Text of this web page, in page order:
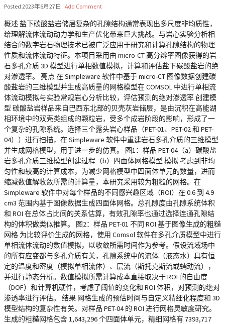
Posted 2023年6月27日 · Add Comment
概述 盐下碳酸盐岩储层复杂的孔隙结构通常表现出多尺度非均质性，
给理解流体流动动力学和生产优化带来巨大挑战。与岩心实验分析相
结合的数字岩石物理技术已被广泛应用于研究和计算孔隙结构的物理
性质和流体流动特征。本项目采用由 micro-CT 高分辨率图像获得的岩
石多孔介质 3D 模型进行单相数值模拟，计算和评估盐下碳酸盐岩的绝
对渗透率。 亮点 在 Simpleware 软件中基于 micro-CT 图像数据创建碳
酸盐岩的三维模型并生成高质量的网格模型在 COMSOL 中进行单相流
体流动模拟与实验常规岩心分析比较，评估预测的绝对渗透率 创建模
型 碳酸盐岩样品来自巴西东北部的贝壳灰岩储层，是由沉积在高能湖
相环境中的双壳类组成的颗粒岩，受多个成岩阶段的影响，形成了一
个复杂的孔隙系统。选择三个露头岩心样品（PET-01、PET-02 和 PET-
04））进行扫描，在 Simpleware 软件中重建岩石多孔介质的三维模型
并生成网格模型，用于进一步的仿真。 图1：样品 PET-04（a）碳酸盐
岩多孔介质三维模型创建过程（b）四面体网格模型 模拟 考虑到非均
匀性和较高的计算成本，为减少网格模型中四面体单元的数量，进而
缩减数值解收敛所需的计算量，本研究采用较为粗糙的网格。在
Simpleware 软件中对每个样品的不同感兴趣区域（ROI）在 0.6 到 4.9
cm3 范围内基于图像数据生成四面体网格。总孔隙度由孔隙系统体积
和 ROI 在总体占比间的关系估算，有效孔隙率也通过选择连通孔隙结
构的体积做类似推算。 图2：样品 PET-01 不同 ROI 基于图像生成的粗糙
网格 为比较评价生成的网格，使用 Comsol 软件在多孔介质模型中进行
单相流体流动的数值模拟，以收敛所需时间作为参考。假设流域场中
的所有应变都与多孔介质有关，孔隙系统中的流体（液态水）具有恒
定的温度和密度（模拟单相流体）、层流（斯托克斯流或蠕动流），
并进行静态分析。数值模拟所需计算成本直接取决于 ROI 的自由度
（DOF）和计算机硬件，考虑了阈值的变化和 ROI 体积，对预测的绝对
渗透率进行评估。 结果 网格生成的预估时间与自定义精细化程度和 3D
模型结构的复杂性有关。对样品 PET-04 的 ROI 进行网格灵敏度研究。
生成的粗糙网格包含 1,643,296 个四面体单元，精细网格有 7393,717